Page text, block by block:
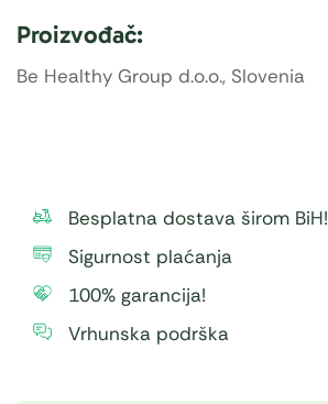
Proizvođač:
Be Healthy Group d.o.o., Slovenia
Besplatna dostava širom BiH!
Sigurnost plaćanja
100% garancija!
Vrhunska podrška